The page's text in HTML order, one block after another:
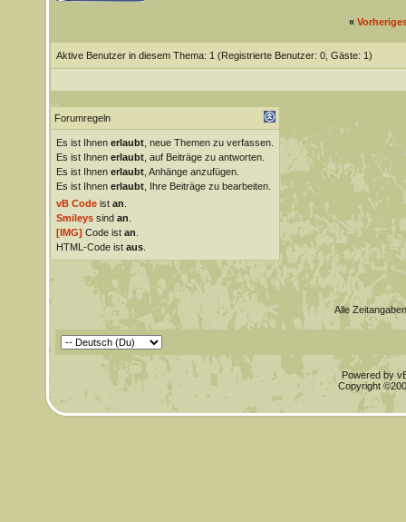
«
Aktive Benutzer in diesem Thema: 1 (Registrierte Benutzer: 0, Gäste: 1)
Forumregeln
Es ist Ihnen erlaubt, neue Themen zu verfassen.
Es ist Ihnen erlaubt, auf Beiträge zu antworten.
Es ist Ihnen erlaubt, Anhänge anzufügen.
Es ist Ihnen erlaubt, Ihre Beiträge zu bearbeiten.
vB Codeist an
Smileyssind an
[IMG] Code ist an
HTML-Code ist aus.
Alle
Powered by
Copyright